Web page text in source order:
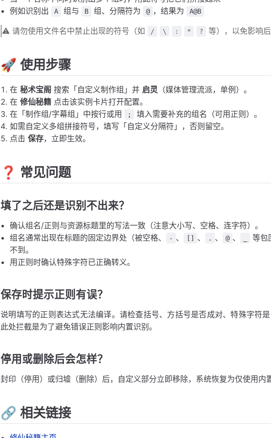
例如识别出
A 组与 B 组、分隔符为 @ ，结果为 A@B
⚠️ 请勿使用文件名中禁止出现的符号（如 / \ : * ? 等），以免影响后
🚀 使用步骤
在秘术宝阁 搜索「自定义制作组」并 启灵 （媒体管理流派，单例）。
在修仙秘籍 点击该实例卡片打开配置。
在「制作组/字幕组」中按行或用
;
填入需要补充的组名（可用正则）。
如需自定义多组拼接符号，填写「自定义分隔符」，否则留空。
点击保存，立即生效。
❓ 常见问题
填了之后还是识别不出来？
确认组名/正则与资源标题里的写法一致（注意大小写、空格、连字符）。
组名通常出现在标题的固定边界处（被空格、
- 、 [] 、 . 、 @ 、
等包
不到。
用正则时确认特殊字符已正确转义。
保存时提示正则有误？
说明填写的正则表达式无法编译。请检查括号、方括号是否成对、特殊字符
此处拦截是为了避免错误正则影响内置识别。
停用或删除后会怎样？
封印（停用）或归墟（删除）后，自定义部分立即移除，系统恢复为仅使用内
🔗 相关链接